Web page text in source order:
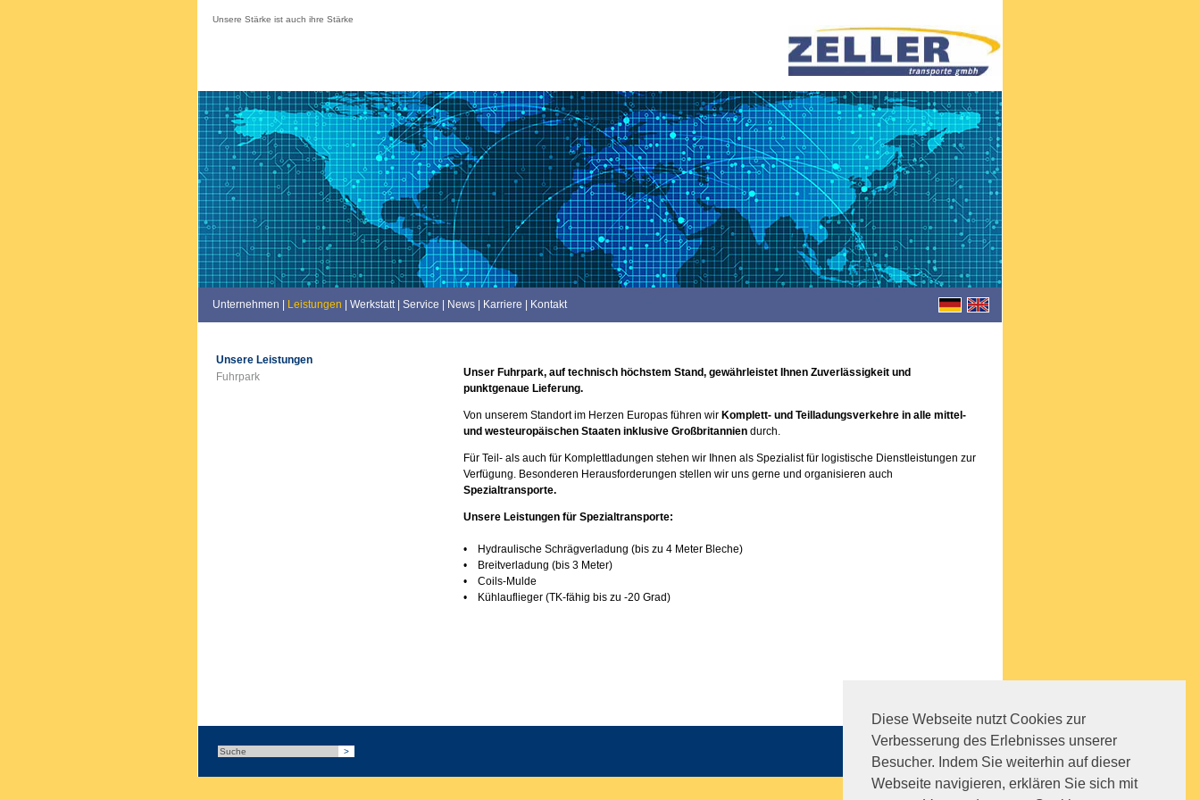
Diese Webseite nutzt Cookies zur
Verbesserung des Erlebnisses unserer
Besucher. Indem Sie weiterhin auf dieser
Webseite navigieren, erklären Sie sich mit
Unsere Stärke ist auch ihre Stärke
Unternehmen Leistungen Werkstatt| Service News Karriere Kontakt
Unsere Leistungen
Fuhrpark
Unser Fuhrpark, auf technisch höchstem Stand, gewährleistet Ihnen Zuverlässigkeit und
punktgenaue Lieferung.
Von unserem Standort im Herzen Europas führen wir Komplett- und Teilladungsverkehre in alle mittel-
und westeuropäischen Staaten inklusive Großbritannien durch.
Für Teil- als auch für Komplettladungen stehen wir Ihnen als Spezialist für logistische Dienstleistungen zur
Verfügung. Besonderen Herausforderungen stellen wir uns gerne und organisieren auch
Spezialtransporte.
Unsere Leistungen für Spezialtransporte:
• Hydraulische Schrägverladung (bis zu 4 Meter Bleche)
• Breitverladung (bis 3 Meter)
• Coils-Mulde
• Kühlauflieger (TK-fähig bis zu -20 Grad)
|